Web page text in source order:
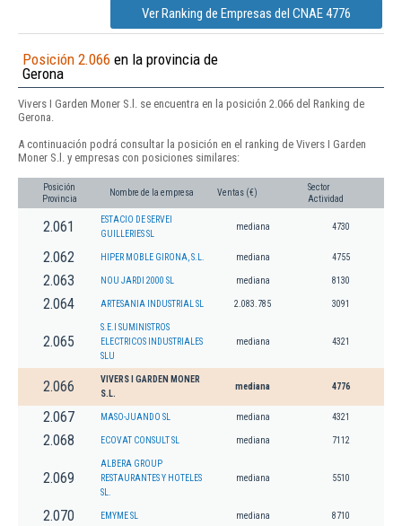
Ver Ranking de Empresas del CNAE 4776
Posición 2.066 en la provincia de
Gerona
Vivers I Garden Moner S.l. se encuentra en la posición 2.066 del Ranking de
Gerona.
A continuación podrá consultar la posición en el ranking de Vivers I Garden
Moner S.l. y empresas con posiciones similares:
Posición
Provincia
Nombre de la empresa Ventas (€)
Sector
Actividad
2.061
ESTACIO DE SERVEI
GUILLERIES SL
mediana 4730
2.062 HIPER MOBLE GIRONA, S.L. mediana 4755
2.063 NOU JARDI 2000 SL mediana 8130
2.064 ARTESANIA INDUSTRIAL SL 2.083.785 3091
2.065
S.E.I SUMINISTROS
ELECTRICOS INDUSTRIALES
SLU
mediana 4321
2.066
VIVERS I GARDEN MONER
S.L.
mediana 4776
2.067 MASO-JUANDO SL mediana 4321
2.068 ECOVAT CONSULT SL mediana 7112
2.069
ALBERA GROUP
RESTAURANTES Y HOTELES
SL.
mediana 5510
2.070 EMYME SL mediana 8710